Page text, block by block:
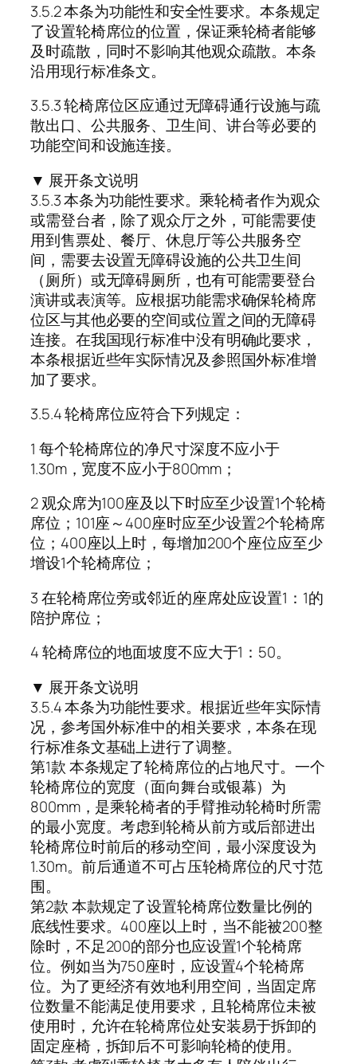
3.5.2 本条为功能性和安全性要求。本条规定
了设置轮椅席位的位置，保证乘轮椅者能够
及时疏散，同时不影响其他观众疏散。本条
沿用现行标准条文。
3.5.3 轮椅席位区应通过无障碍通行设施与疏
散出口、公共服务、卫生间、讲台等必要的
功能空间和设施连接。
▼ 展开条文说明
3.5.3 本条为功能性要求。乘轮椅者作为观众
或需登台者，除了观众厅之外，可能需要使
用到售票处、餐厅、休息厅等公共服务空
间，需要去设置无障碍设施的公共卫生间
（厕所）或无障碍厕所，也有可能需要登台
演讲或表演等。应根据功能需求确保轮椅席
位区与其他必要的空间或位置之间的无障碍
连接。在我国现行标准中没有明确此要求，
本条根据近些年实际情况及参照国外标准增
加了要求。
3.5.4 轮椅席位应符合下列规定：
1 每个轮椅席位的净尺寸深度不应小于
1.30m，宽度不应小于800mm；
2 观众席为100座及以下时应至少设置1个轮椅
席位；101座～400座时应至少设置2个轮椅席
位；400座以上时，每增加200个座位应至少
增设1个轮椅席位；
3 在轮椅席位旁或邻近的座席处应设置1：1的
陪护席位；
4 轮椅席位的地面坡度不应大于1：50。
▼ 展开条文说明
3.5.4 本条为功能性要求。根据近些年实际情
况，参考国外标准中的相关要求，本条在现
行标准条文基础上进行了调整。
第1款 本条规定了轮椅席位的占地尺寸。一个
轮椅席位的宽度（面向舞台或银幕）为
800mm，是乘轮椅者的手臂推动轮椅时所需
的最小宽度。考虑到轮椅从前方或后部进出
轮椅席位时前后的移动空间，最小深度设为
1.30m。前后通道不可占压轮椅席位的尺寸范
围。
第2款 本款规定了设置轮椅席位数量比例的
底线性要求。400座以上时，当不能被200整
除时，不足200的部分也应设置1个轮椅席
位。例如当为750座时，应设置4个轮椅席
位。为了更经济有效地利用空间，当固定席
位数量不能满足使用要求，且轮椅席位未被
使用时，允许在轮椅席位处安装易于拆卸的
固定座椅，拆卸后不可影响轮椅的使用。